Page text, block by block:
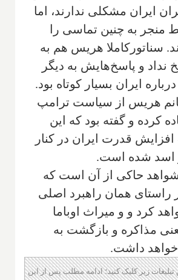
ایران مشکلی ندارند، اما
منجر به چنین تماسی را
سناتورکاملا هریس هم به
نداد و پاسخ‌هایش به دیگر
ایران بسیار کوتاه بود.
هریس از سیاست ترامپ
کرده و گفته بود که این
قدرت ایران در کنار
اسد شده است.
حاکی از آن است که
راستای همان راهبرد اصلی
کرد و و میراث اوباما
مذاکره و بازگشت به
خواهد داشت.
زیر کلیک کنید؛ ادامه مطلب پس از این